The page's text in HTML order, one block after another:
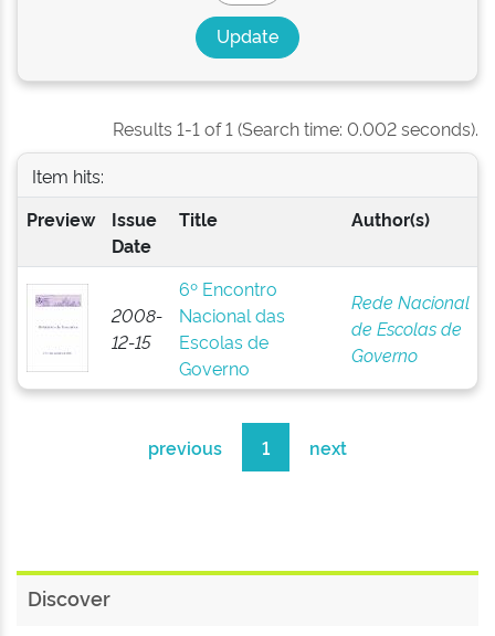
Results 1-1 of 1 (Search time: 0.002 seconds).
Item hits:
Preview
Issue
Date
Title Author(s)
2008-
12-15
6º Encontro
Nacional das
Escolas de
Governo
Rede Nacional
de Escolas de
Governo
previous 1 next
Discover